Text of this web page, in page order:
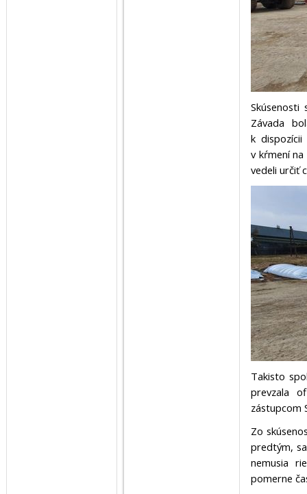
Skúsenosti
Závada
k
v kŕmení
vedeli určiť
Takisto
prevzala
zástupcom
Zo
predtým,
nemusia
pomerne